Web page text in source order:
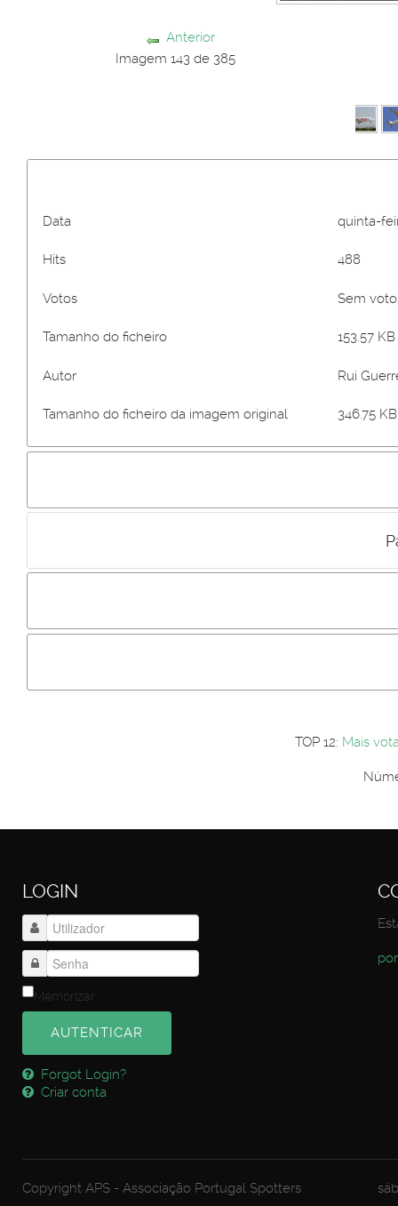
Anterior
Imagem 143 de 385
Data quinta-
Hits 488
Votos Sem
Tamanho do ficheiro 153.57
Autor Rui
Tamanho do ficheiro da imagem original 346.75
Incluir imagem :
Os
Primeiro autentique-se...
TOP 12: Mais
LOGIN
Memorizar
AUTENTICAR
Forgot Login?
Criar conta
Copyright APS - Associação Portugal Spotters